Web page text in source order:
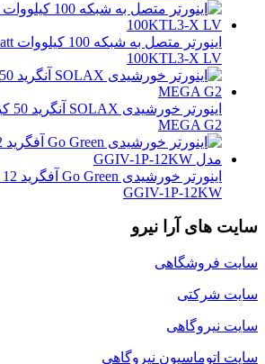
100KTL3-X LV
MEGA G2
GGIV-1P-12KW
سایت های آرا نیرو
سایت فروشگاهی
سایت شرکتی
سایت نیروگاهی
سایت اتوماسیون نیروگاهی